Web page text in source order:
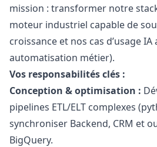
mission : transformer notre
moteur industriel capable de
croissance et nos cas d’usage
automatisation métier).
Vos responsabilités clés :
Conception & optimisation :
pipelines ETL/ELT complexes (
synchroniser Backend, CRM et
BigQuery.